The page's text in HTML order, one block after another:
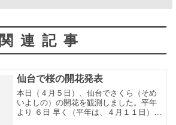
関連記事
仙台で桜の開花発表
本日（４月５日）、仙台でさくら（そめ
いよしの）の開花を観測しました。平年
より ６日 早く（平年は、４月１１日）、